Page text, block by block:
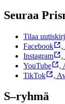
Seuraa
Tilaa
Facebook
,
Instagram
,
YouTube
,
TikTok
,
S–ryhmä